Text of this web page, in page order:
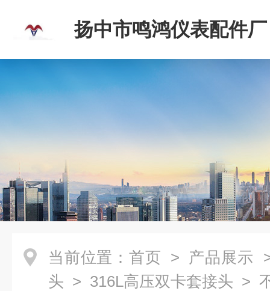
扬中市鸣鸿仪表配件厂
当前位置： 首页 > 产品展示
头 > 316L高压双卡套接头 >